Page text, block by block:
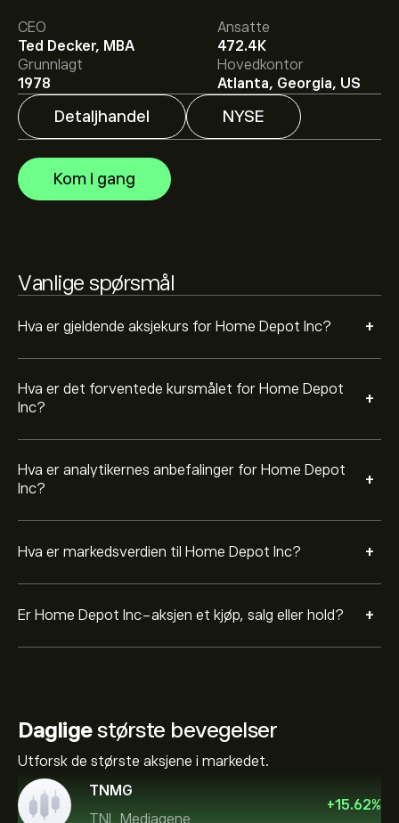
CEO
Ted Decker, MBA
Ansatte
472.4K
Grunnlagt
1978
Hovedkontor
Atlanta, Georgia, US
Detaljhandel NYSE
Kom i gang
Vanlige spørsmål
Hva er gjeldende aksjekurs for Home Depot Inc? +
Hva er det forventede kursmålet for Home Depot
Inc?
+
Det gjennomsnittlige kursmålet for Home Depot Inc er
353.51‎$‎.Registrer deg
på eToro for detaljerte
forventninger og kursmål fra analytikere.
Hva er analytikernes anbefalinger for Home Depot
Inc?
+
Analytikere gir forventninger for Home Depot Inc
basert på markedstrender, finansielle rapporter og
forventet vekst. Sjekk de nyeste forventningene for
fremtidige prisbevegelser.
Hva er markedsverdien til Home Depot Inc? +
Markedsverdien til Home Depot Inc er 352.12B‎$‎
Er Home Depot Inc-aksjen et kjøp, salg eller hold? +
kjøp.
Dagligestørste bevegelser
Utforsk de største aksjene i markedet.
TNMG
TNL Mediagene
+15.62%